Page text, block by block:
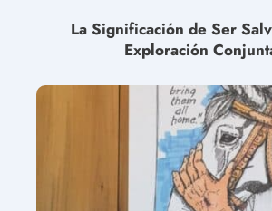
La Significación de Ser
Exploración